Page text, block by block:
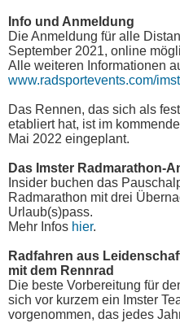
Info und Anmeldung
Die Anmeldung für alle
September 2021, online
Alle weiteren Informationen
www.radsportevents.com/
Das Rennen, das sich als
etabliert hat, ist im
Mai 2022 eingeplant.
Das Imster Radmarathon-
Insider buchen das
Radmarathon mit drei
Urlaub(s)pass.
Mehr Infos hier.
Radfahren aus
mit dem Rennrad
Die beste Vorbereitung für
sich vor kurzem ein Imster
vorgenommen, das jedes